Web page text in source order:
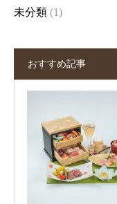
未分類 (1)
おすすめ記事